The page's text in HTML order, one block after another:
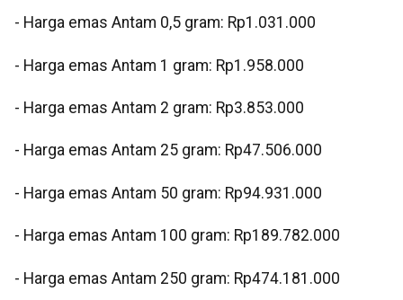
- Harga emas Antam 0,5 gram: Rp1.031.000
- Harga emas Antam 1 gram: Rp1.958.000
- Harga emas Antam 2 gram: Rp3.853.000
- Harga emas Antam 25 gram: Rp47.506.000
- Harga emas Antam 50 gram: Rp94.931.000
- Harga emas Antam 100 gram: Rp189.782.000
- Harga emas Antam 250 gram: Rp474.181.000